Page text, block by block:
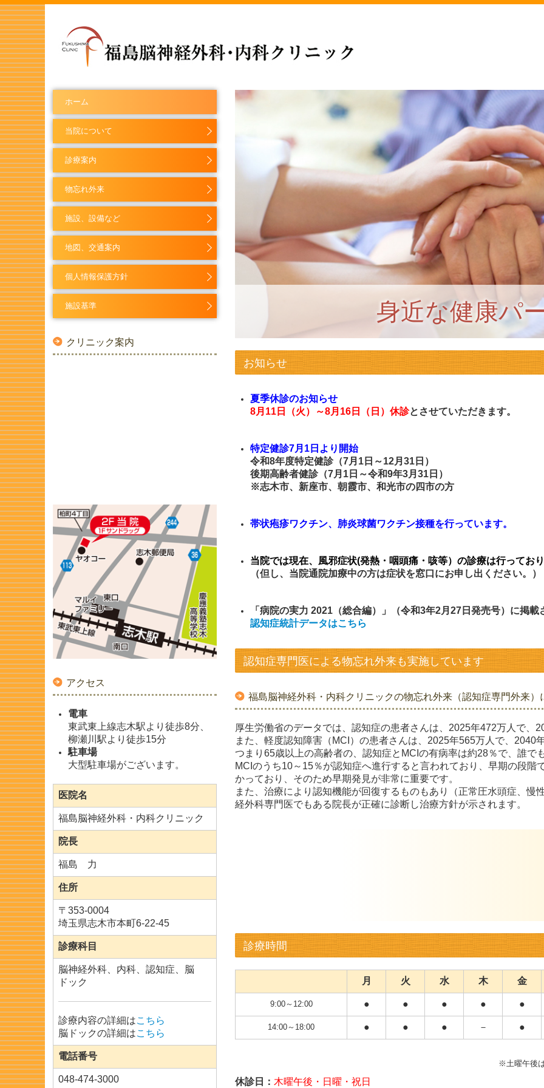
ホーム
当院について
診療案内
物忘れ外来
施設、設備など
地図、交通案内
個人情報保護方針
施設基準
クリニック案内
アクセス
電車
東武東上線志木駅より徒歩8分、
柳瀬川駅より徒歩15分
駐車場
大型駐車場がございます。
医院名
福島脳神経外科・内科クリニック
院長
福島 力
住所
〒 353-0004
埼玉県志木市本町6-22-45
診療科目
脳神経外科、内科、認知症、脳
ドック
診療内容の詳細はこちら
脳ドックの詳細はこちら
電話番号
048-474-3000
身近な健康パ
お知らせ
夏季休診のお知らせ
8月11日（火）～8月16日（日）休診とさせていただきます。
特定健診7月1日より開始
令和8年度特定健診（7月1日～12月31日）
後期高齢者健診（7月1日～令和9年3月31日）
※志木市、新座市、朝霞市、和光市の四市の方
帯状疱疹ワクチン、 肺炎球菌ワクチン接種を行っています。
当院では現在、風邪症状(発熱・咽頭痛・咳等）の診療は行ってお
（但し、当院通院加療中の方は症状を窓口にお申し出ください。）
「病院の実力 2021（総合編）」（令和3年2月27日発売号）に掲載
認知症統計データはこちら
認知症専門医による物忘れ外来も実施しています
福島脳神経外科・内科クリニックの物忘れ外来（認知症専門外来）
厚生労働省のデータでは、認知症の患者さんは、2025年472万人で、
また、軽度認知障害（MCI）の患者さんは、2025年565万人で、2040
つまり65歳以上の高齢者の、認知症とMCIの有病率は約28％で、誰で
MCIのうち10～15％が認知症へ進行すると言われており、早期の段階
かっており、そのため早期発見が非常に重要です。
また、治療により認知機能が回復するものもあり（正常圧水頭症、慢
経外科専門医でもある院長が正確に診断し治療方針が示されます。
診療時間
月 火 水 木 金
9:00～12:00 ● ● ● ● ●
14:00～18:00 ● ● ● － ●
※土曜午後
休診日： 木曜午後・日曜・祝日